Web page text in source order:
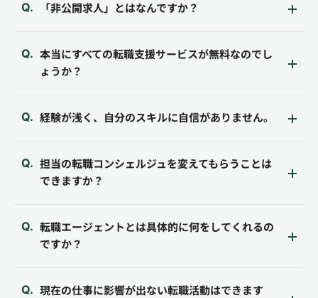
「非公開求人」とはなんですか？
本当にすべての転職支援サービスが無料なのでし
ょうか？
経験が浅く、自分のスキルに自信がありません。
担当の転職コンシェルジュを変えてもらうことは
できますか？
転職エージェントとは具体的に何をしてくれるの
ですか？
現在の仕事に影響が出ない転職活動はできます